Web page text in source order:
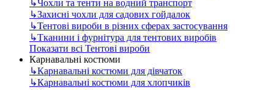
↳Чохли та тенти на водний транспорт
↳Захисні чохли для садових гойдалок
↳Тентові вироби в різних сферах застосування
↳Тканини і фурнітура для тентових виробів
Показати всі Тентові вироби
Карнавальні костюми
↳Карнавальні костюми для дівчаток
↳Карнавальні костюми для хлопчиків